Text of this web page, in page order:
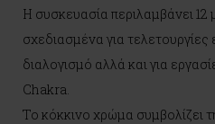
Η συσκευασία περιλαμβάνει 12
σχεδιασμένα για
διαλογισμό αλλά και για
Chakra.
Το κόκκινο χρώμα συμβολίζει